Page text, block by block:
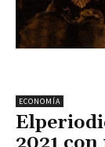
ECONOMÍA